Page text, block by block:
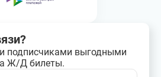
подписчиками выгодными
Ж/Д билеты.